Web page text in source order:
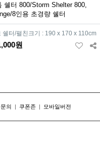
쉘터 800/Storm Shelter 800,
8인용 초경량 쉘터
쉘터/펼친크기 : 190 x 170 x 110cm
원
의 | 쿠폰존 | 모바일버전